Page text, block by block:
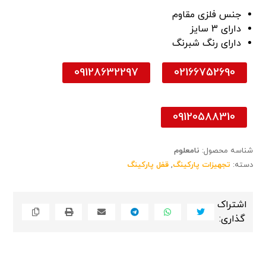
جنس فلزی مقاوم
دارای 3 سایز
دارای رنگ شبرنگ
02166752690
09128632297
09120588310
شناسه محصول: نامعلوم
دسته: تجهیزات پارکینگ,قفل پارکینگ